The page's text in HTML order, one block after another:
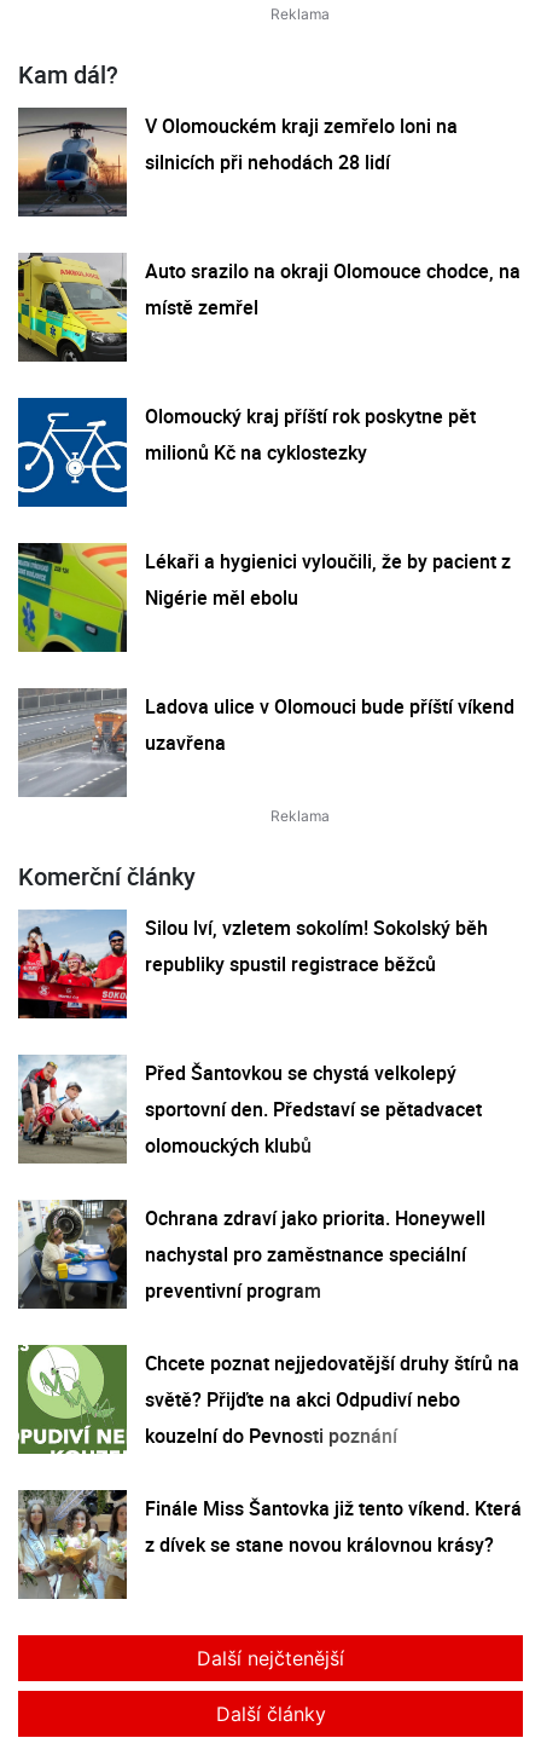
Kam dál?
V Olomouckém kraji zemřelo loni na
silnicích při nehodách 28 lidí
Auto srazilo na okraji Olomouce chodce, na
místě zemřel
Olomoucký kraj příští rok poskytne pět
milionů Kč na cyklostezky
Lékaři a hygienici vyloučili, že by pacient z
Nigérie měl ebolu
Ladova ulice v Olomouci bude příští víkend
uzavřena
Komerční články
Silou lví, vzletem sokolím! Sokolský běh
republiky spustil registrace běžců
Před Šantovkou se chystá velkolepý
sportovní den. Představí se pětadvacet
olomouckých klubů
Ochrana zdraví jako priorita. Honeywell
nachystal pro zaměstnance speciální
preventivní program
Chcete poznat nejjedovatější druhy štírů na
světě? Přijďte na akci Odpudiví nebo
kouzelní do Pevnosti poznání
Finále Miss Šantovka již tento víkend. Která
z dívek se stane novou královnou krásy?
Další nejčtenější
Další články